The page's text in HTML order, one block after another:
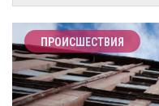
ПРОИСШЕСТВИЯ